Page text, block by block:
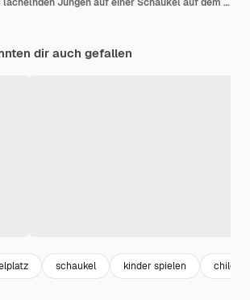
Porträt eines lächelnden Jungen auf einer Schaukel auf dem Spielplatz
dir auch gefallen
schaukel kinder spielen child